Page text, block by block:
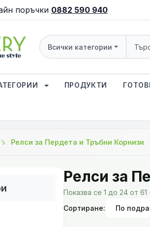
поръчки 0882 590 940
Всички категории
ПРОДУКТИ
Релси за Пердета и Тръбни Корнизи
Релси за
Показва се 1 до 24 от
Сортиране: